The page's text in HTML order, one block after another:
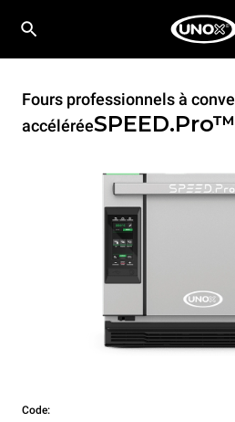
Fours professionnels à
accéléréeSPEED.Pro™
Code: